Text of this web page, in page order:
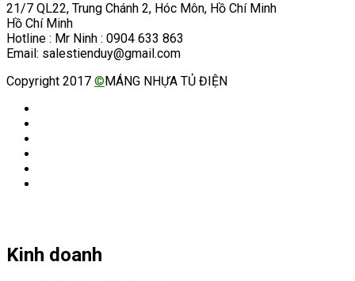
21/7 QL22, Trung Chánh 2, Hóc Môn, Hồ Chí Minh
Hồ Chí Minh
Hotline : Mr Ninh : 0904 633 863
Email: salestienduy@gmail.com
Copyright 2017 © MÁNG NHỰA TỦ ĐIỆN
Kinh doanh